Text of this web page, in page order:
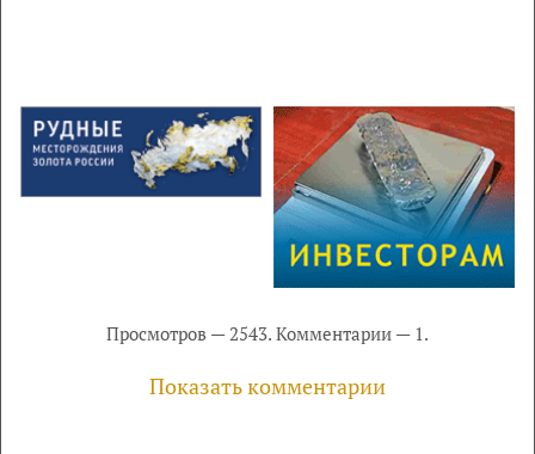
Просмотров — 2543. Комментарии — 1.
Показать комментарии